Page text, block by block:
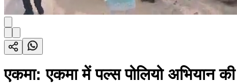
एकमा: एकमा में पल्स पोलियो अभियान